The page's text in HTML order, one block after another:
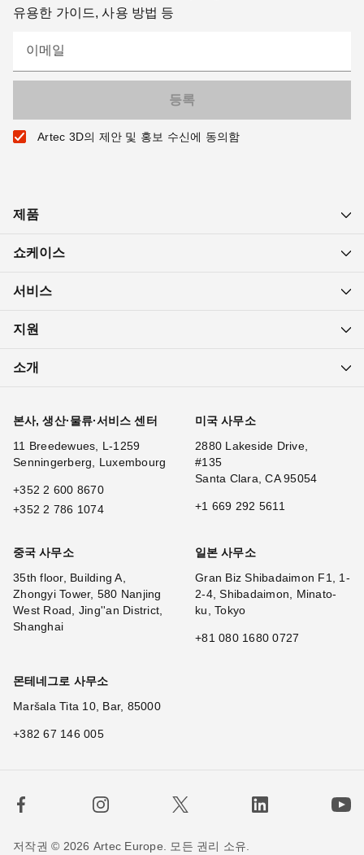
유용한 가이드, 사용 방법 등
이메일
Artec 3D의 제안 및 홍보 수신에 동의함
제품
쇼케이스
서비스
지원
소개
본사, 생산·물류·서비스 센터
11 Breedewues, L-1259
Senningerberg, Luxembourg
+352 2 600 8670
+352 2 786 1074
미국 사무소
2880 Lakeside Drive,
#135
Santa Clara, CA 95054
+1 669 292 5611
중국 사무소
35th floor, Building A,
Zhongyi Tower, 580 Nanjing
West Road, Jing''an District,
Shanghai
일본 사무소
Gran Biz Shibadaimon F1, 1-
2-4, Shibadaimon, Minato-
ku, Tokyo
+81 080 1680 0727
몬테네그로 사무소
Maršala Tita 10, Bar, 85000
+382 67 146 005
저작권 © 2026 Artec Europe. 모든 권리 소유.